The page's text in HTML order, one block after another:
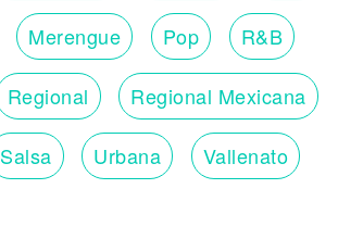
Merengue Pop R&B
Regional Regional Mexicana
Salsa Urbana Vallenato